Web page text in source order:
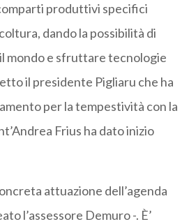
produttivi specifici
dando la possibilità di
mondo e sfruttare tecnologie
il presidente Pigliaru che ha
per la tempestività con la
Frius ha dato inizio
attuazione dell’agenda
l’assessore Demuro -. È’